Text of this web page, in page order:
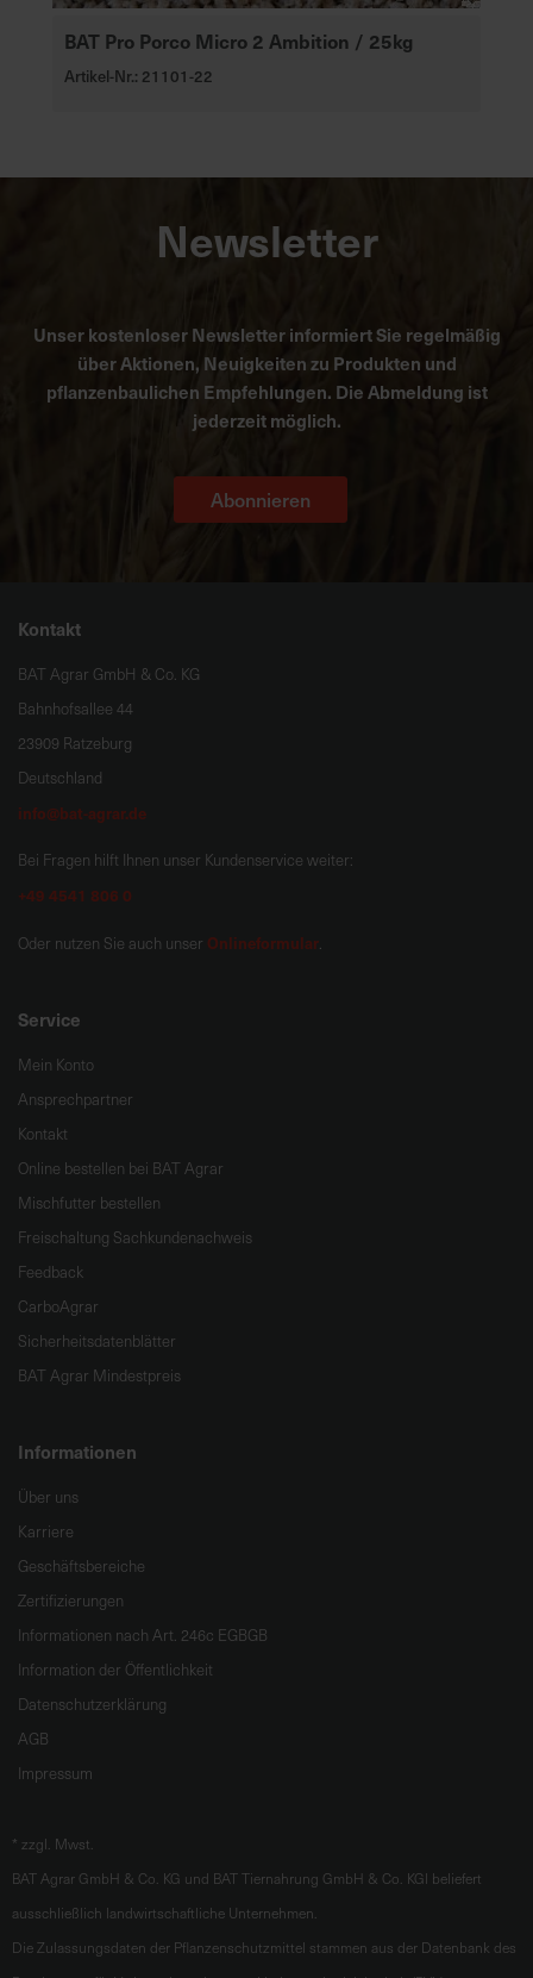
BAT Pro Porco Micro 2 Ambition / 25kg
Artikel-Nr.: 21101-22
Newsletter
Unser kostenloser Newsletter informiert Sie regelmäßig
über Aktionen, Neuigkeiten zu Produkten und
pflanzenbaulichen Empfehlungen. Die Abmeldung ist
jederzeit möglich.
Abonnieren
Kontakt
BAT Agrar GmbH & Co. KG
Bahnhofsallee 44
23909 Ratzeburg
Deutschland
info@bat-agrar.de
Bei Fragen hilft Ihnen unser Kundenservice weiter:
+49 4541 806 0
Oder nutzen Sie auch unser Onlineformular.
Service
Mein Konto
Ansprechpartner
Kontakt
Online bestellen bei BAT Agrar
Mischfutter bestellen
Freischaltung Sachkundenachweis
Feedback
CarboAgrar
Sicherheitsdatenblätter
BAT Agrar Mindestpreis
Informationen
Über uns
Karriere
Geschäftsbereiche
Zertifizierungen
Informationen nach Art. 246c EGBGB
Information der Öffentlichkeit
Datenschutzerklärung
AGB
Impressum
* zzgl. Mwst.
BAT Agrar GmbH & Co. KG und BAT Tiernahrung GmbH & Co. KGl beliefert
ausschließlich landwirtschaftliche Unternehmen.
Die Zulassungsdaten der Pflanzenschutzmittel stammen aus der Datenbank des